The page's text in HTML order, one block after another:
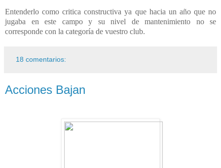
Entenderlo como critica constructiva ya que hacia un año que no
jugaba en este campo y su nivel de mantenimiento no se
corresponde con la categoría de vuestro club.
18 comentarios:
Acciones Bajan